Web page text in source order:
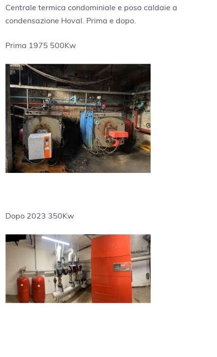
Centrale termica condominiale e posa caldaie a
condensazione Hoval. Prima e dopo.
Prima 1975 500Kw
Dopo 2023 350Kw